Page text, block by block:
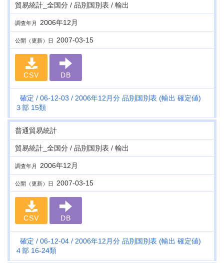
貿易統計_全国分 / 品別国別表 / 輸出
調査年月 2006年12月
公開（更新）日 2007-03-15
CSV DB
確定 06-12-03
2006年12月分 品別国別表 (輸出 確定値)
３部 15類
普通貿易統計
貿易統計_全国分 / 品別国別表 / 輸出
調査年月 2006年12月
公開（更新）日 2007-03-15
CSV DB
確定 06-12-04
2006年12月分 品別国別表 (輸出 確定値)
４部 16-24類